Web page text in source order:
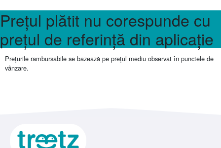
Prețul plătit nu corespunde cu
prețul de referință din aplicație
Prețurile rambursabile se bazează pe prețul mediu observat în punctele de
vânzare.